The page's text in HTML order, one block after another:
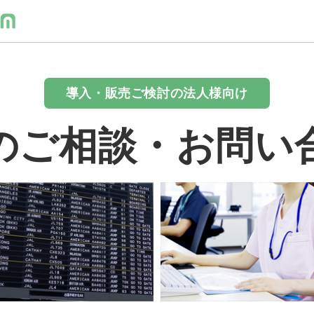
導入・販売ご検討の法人様向け
ご相談・お問い